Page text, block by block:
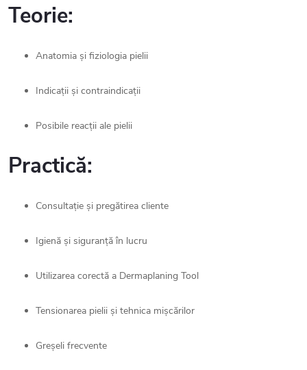
Teorie:
Anatomia și fiziologia pielii
Indicații și contraindicații
Posibile reacții ale pielii
Practică:
Consultație și pregătirea cliente
Igienă și siguranță în lucru
Utilizarea corectă a Dermaplaning Tool
Tensionarea pielii și tehnica mișcărilor
Greșeli frecvente